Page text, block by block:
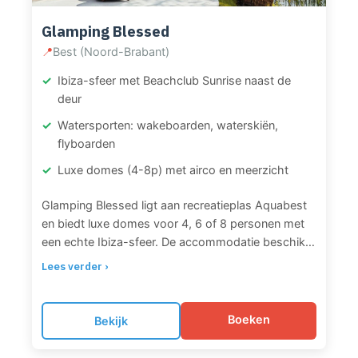
Glamping Blessed
📍Best (Noord-Brabant)
Ibiza-sfeer met Beachclub Sunrise naast de
deur
Watersporten: wakeboarden, waterskiën,
flyboarden
Luxe domes (4-8p) met airco en meerzicht
Glamping Blessed ligt aan recreatieplas Aquabest
en biedt luxe domes voor 4, 6 of 8 personen met
een echte Ibiza-sfeer. De accommodatie beschikt
over 10 volledig geïsoleerde glamping-tenten met
Gasten kunnen gebruik maken van gedeelde
toiletten en douches in een grote stretchtent.
Lees verder ›
Bekijk Boeken